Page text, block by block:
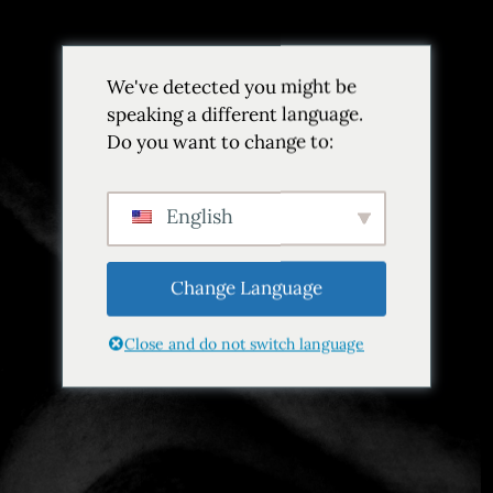
Etiqueta: Comida chilena
Inicio Etiqueta Chilean Food
We've detected you might be
speaking a different language.
Do you want to change to:
English
Change Language
Close and do not switch language